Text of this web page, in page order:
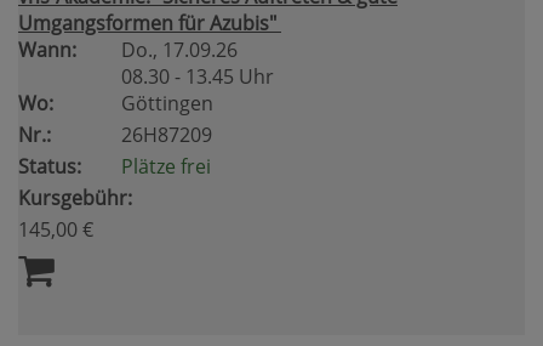
Umgangsformen für Azubis"
Wann:
Do., 17.09.26
08.30 - 13.45 Uhr
Wo:
Göttingen
Nr.:
26H87209
Status:
Plätze frei
Kursgebühr:
145,00 €